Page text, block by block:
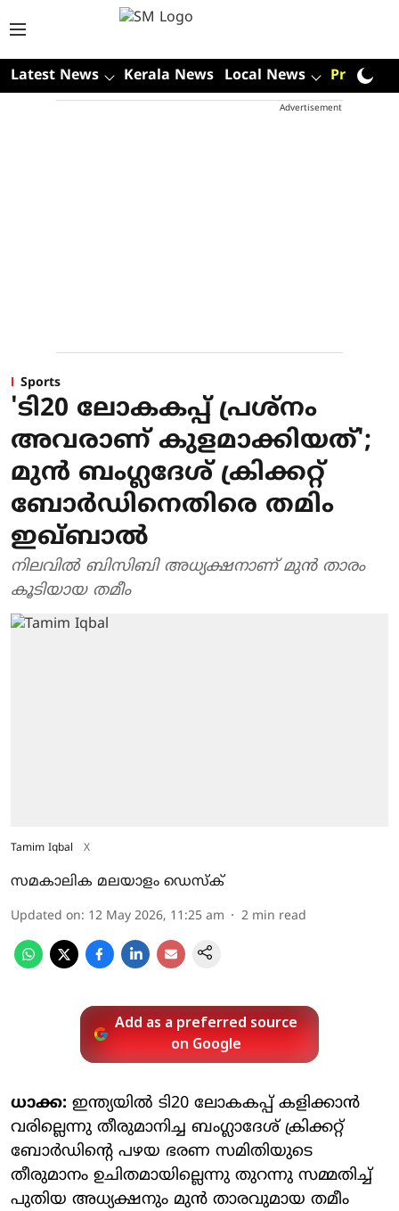
Latest News Kerala News Local News Premium
Advertisement
Sports
'ടി20 ലോകകപ്പ് പ്രശ്നം
അവരാണ് കുളമാക്കിയത്';
മുൻ ബം​ഗ്ലദേ​ശ് ക്രിക്കറ്റ്
ബോർഡിനെതിരെ തമിം
ഇഖ്ബാൽ
നിലവിൽ ബിസിബി അധ്യക്ഷനാണ് മുൻ താരം
കൂടിയായ തമീം
Tamim Iqbal X
സമകാലിക മലയാളം ഡെസ്ക്
Updated on: 12 May 2026, 11:25 am 2 min read
Add as a preferred source
on Google
ധാക്ക: ഇന്ത്യയിൽ ടി20 ലോകകപ്പ് കളിക്കാൻ
വരില്ലെന്നു തീരുമാനിച്ച ബം​ഗ്ലാ​ദേശ് ക്രിക്കറ്റ്
ബോർഡിന്റെ പഴയ ഭരണ സമിതിയുടെ
തീരുമാനം ഉചിതമായില്ലെന്നു തുറന്നു സമ്മതിച്ച്
പുതിയ അധ്യക്ഷനും മുൻ താരവുമായ തമീം